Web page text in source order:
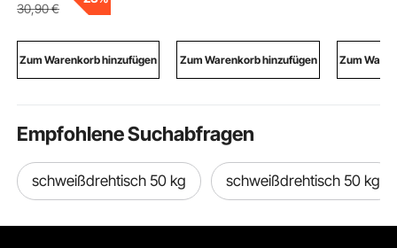
Geschirr Abtropfgestell
ideal für die
Aufbewahrung von
Töpfen, Pfannen,
30,90€
Zum Warenkorb hinzufügen
Lockenstab für langes,
mittellanges und
Zum Warenkorb hinzufügen Zum
Empfohlene Suchabfragen
schweißdrehtisch 50 kg schweißdrehtisch 50 kg